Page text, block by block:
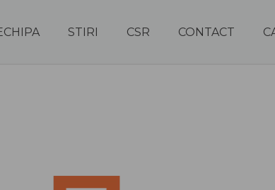
STIRI CSR CONTACT